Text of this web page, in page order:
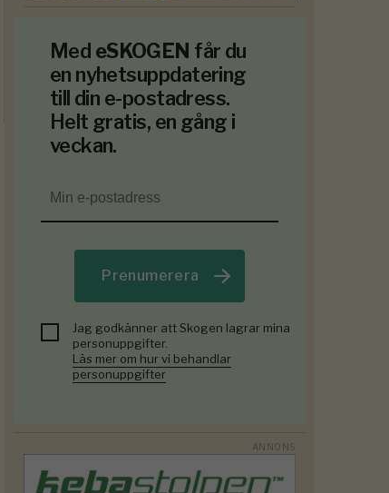
Med eSKOGEN får du
en nyhetsuppdatering
till din e-postadress.
Helt gratis, en gång i
veckan.
Prenumerera
Jag godkänner att Skogen lagrar mina
personuppgifter.
Läs mer om hur vi behandlar
personuppgifter